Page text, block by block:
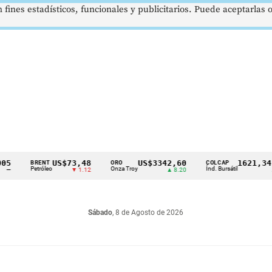
BRENT
Petróleo
US$73,48
▼ 1.12
ORO
Onza Troy
US$3342,60 COLCAP
Índ. Bursátil
1621,34 pts
Sábado, 8 de Agosto de 2026
estadísticos, funcionales y publicitarios. Puede aceptarlas